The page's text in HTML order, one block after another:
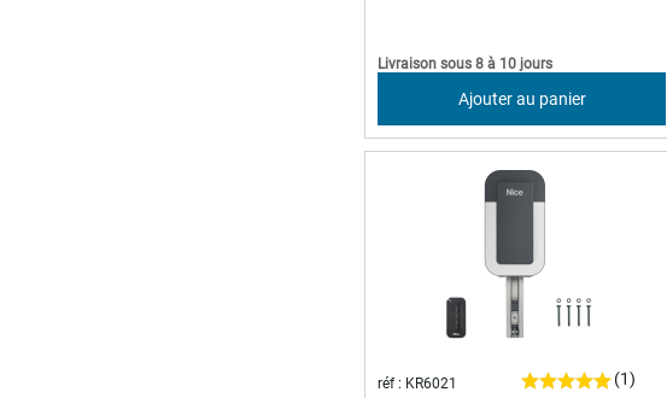
Livraison sous 8 à 10 jours
Ajouter au panier
réf : KR6021 (1)